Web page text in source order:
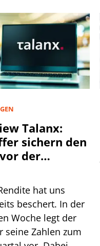
Talanx:
sichern den
der
hat uns
beschert. In der
Woche legt der
seine Zahlen zum